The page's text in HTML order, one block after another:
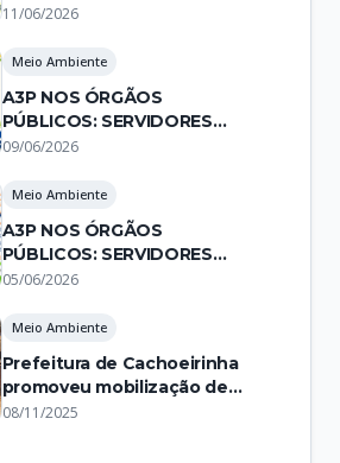
ENERGIA NOS ÓRGÃOS
11/06/2026
Meio Ambiente
A3P NOS ÓRGÃOS
PÚBLICOS: SERVIDORES
CONSCIENTES FORTALECEM
09/06/2026
Meio Ambiente
A3P NOS ÓRGÃOS
PÚBLICOS: SERVIDORES
CONSCIENTES
ENERGIA
05/06/2026
Meio Ambiente
Prefeitura de Cachoeirinha
promoveu mobilização de
sensibilização educativa
08/11/2025